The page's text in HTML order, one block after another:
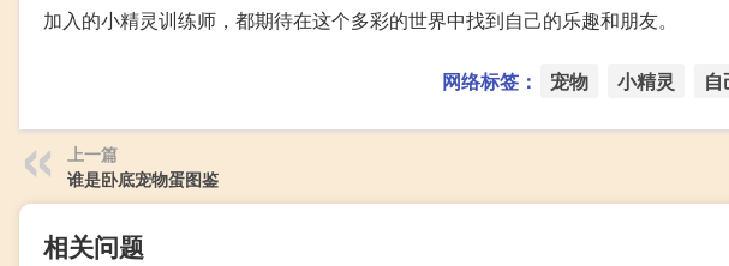
加入的小精灵训练师，都期待在这个多彩的世界中找到自己的乐趣和朋友。
网络标签： 宠物 小精灵
上一篇
谁是卧底宠物蛋图鉴
相关问题